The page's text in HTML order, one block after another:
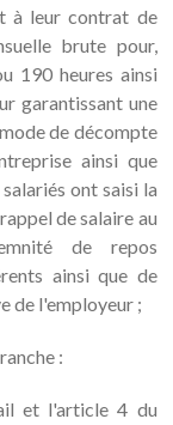
à leur contrat de
brute pour,
190 heures ainsi
garantissant une
de décompte
ainsi que
ont saisi la
de salaire au
de repos
ainsi que de
de l'employeur ;
:
et l'article 4 du